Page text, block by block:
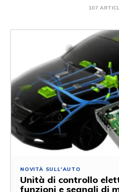
107
NOVITÀ SULL'AUTO
Unità di controllo
funzioni e segnali di